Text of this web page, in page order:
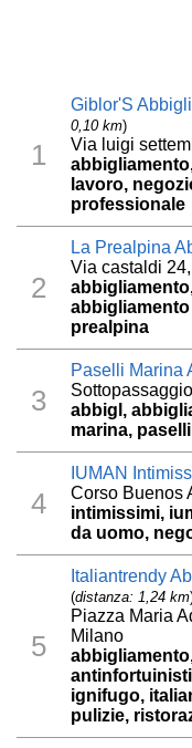
1
Giblor'S
0,10 km)
Via luigi
lavoro,
professionale
2
La Prealpina
Via castaldi
prealpina
3
Paselli Marina
abbigl,
marina, paselli
4
IUMAN
Corso Buenos
intimissimi,
da uomo,
5
Italiantrendy
(distanza: 1,24 km
Piazza Maria
Milano
ignifugo,
pulizie,